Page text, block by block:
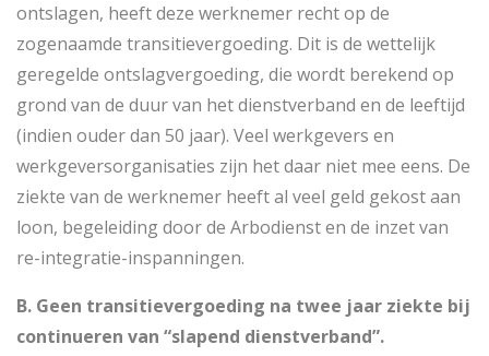
ontslagen, heeft deze werknemer recht op de
zogenaamde transitievergoeding. Dit is de wettelijk
geregelde ontslagvergoeding, die wordt berekend op
grond van de duur van het dienstverband en de leeftijd
(indien ouder dan 50 jaar). Veel werkgevers en
werkgeversorganisaties zijn het daar niet mee eens. De
ziekte van de werknemer heeft al veel geld gekost aan
loon, begeleiding door de Arbodienst en de inzet van
re-integratie-inspanningen.
B. Geen transitievergoeding na twee jaar ziekte bij
continueren van “slapend dienstverband”.